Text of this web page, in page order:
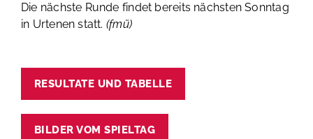
Die nächste Runde findet bereits nächsten Sonntag
in Urtenen statt. (fmü)
RESULTATE UND TABELLE
BILDER VOM SPIELTAG